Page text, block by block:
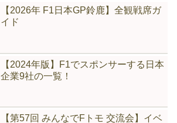
【2026年 F1日本GP鈴鹿】全観戦席ガ
イド
【2024年版】F1でスポンサーする日本
企業9社の一覧！
【第57回 みんなでFトモ 交流会】イベ